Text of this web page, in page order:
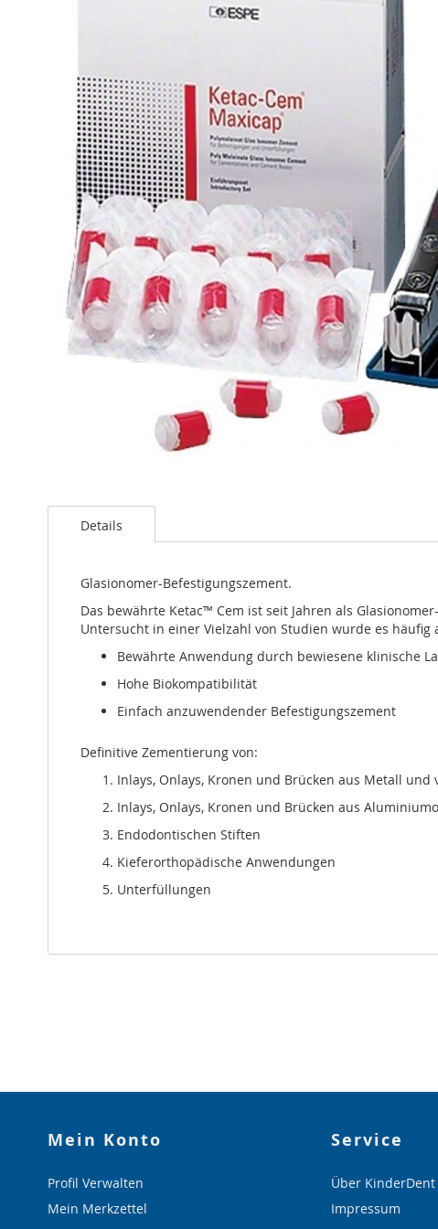
Anfang
Details
Glasionomer-Befestigungszement.
Das bewährte Ketac™ Cem ist seit Jahren als
Untersucht in einer Vielzahl von Studien wurde es
Bewährte Anwendung durch bewiesene klinische
Hohe Biokompatibilität
Einfach anzuwendender Befestigungszement
Definitive Zementierung von:
Inlays, Onlays, Kronen und Brücken aus Metall
Inlays, Onlays, Kronen und Brücken aus
Endodontischen Stiften
Kieferorthopädische Anwendungen
Unterfüllungen
Mein Konto
Profil Verwalten
Mein Merkzettel
Service
Über KinderDent
Impressum